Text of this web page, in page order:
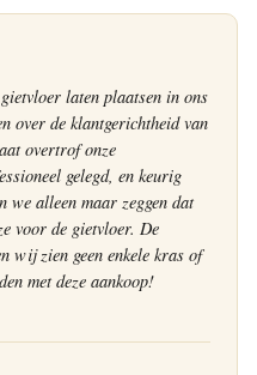
laten plaatsen in ons
over de klantgerichtheid van
overtrof onze
gelegd, en keurig
we alleen maar zeggen dat
voor de gietvloer. De
wij zien geen enkele kras of
met deze aankoop!